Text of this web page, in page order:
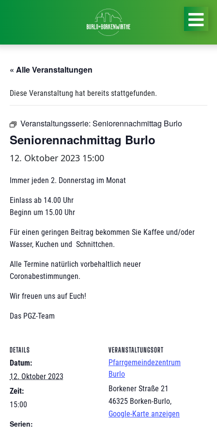
« Alle Veranstaltungen
Diese Veranstaltung hat bereits stattgefunden.
Veranstaltungsserie: Seniorennachmittag Burlo
Seniorennachmittag Burlo
12. Oktober 2023 15:00
Immer jeden 2. Donnerstag im Monat
Einlass ab 14.00 Uhr
Beginn um 15.00 Uhr
Für einen geringen Beitrag bekommen Sie Kaffee und/oder
Wasser, Kuchen und Schnittchen.
Alle Termine natürlich vorbehaltlich neuer
Coronabestimmungen.
Wir freuen uns auf Euch!
Das PGZ-Team
DETAILS
Datum:
12. Oktober 2023
Zeit:
15:00
Serien:
VERANSTALTUNGSORT
Pfarrgemeindezentrum
Burlo
Borkener Straße 21
46325 Borken-Burlo,
Google-Karte anzeigen